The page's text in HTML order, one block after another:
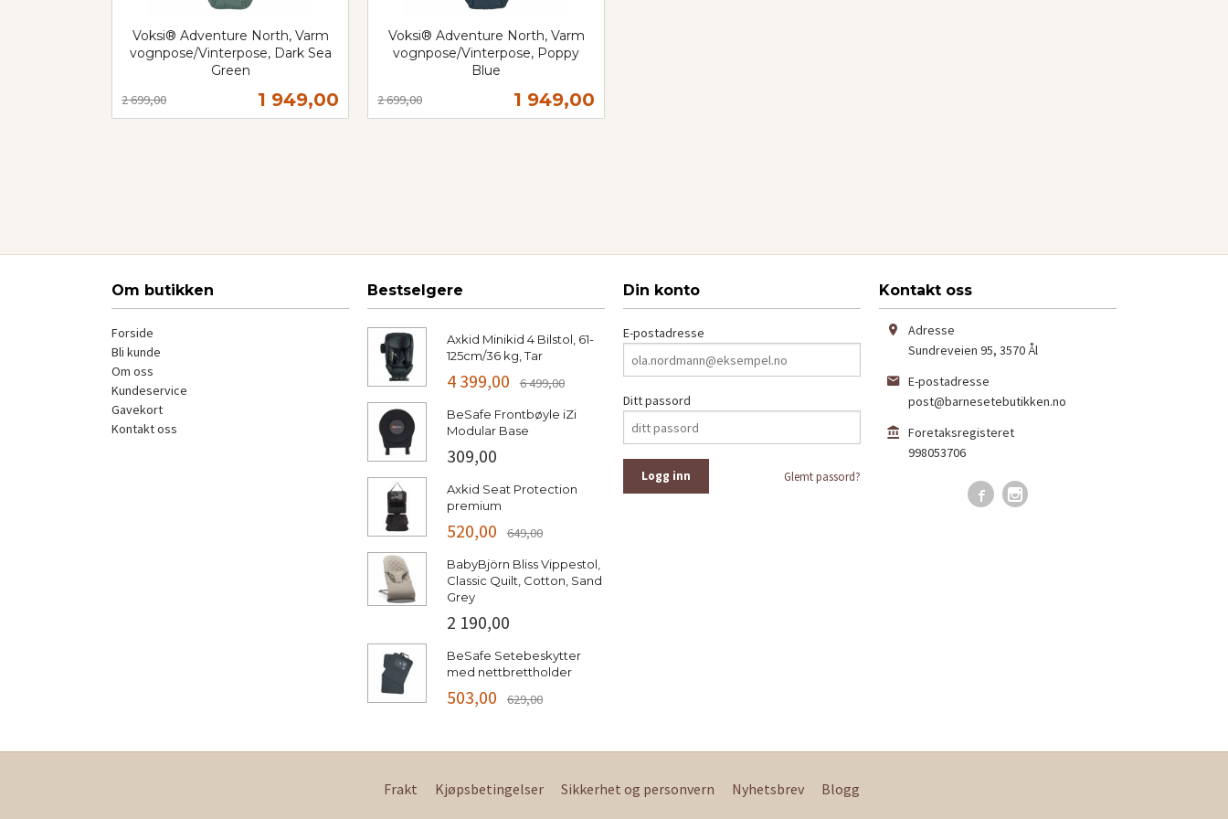
Voksi® Adventure North, Varm
vognpose/Vinterpose, Dark Sea
Green
Tilbud
1 949,00
2 699,00
mva.
Voksi® Adventure North, Varm
vognpose/Vinterpose, Poppy
Blue
Tilbud
1 949,00
2 699,00
mva.
Om butikken
Forside
Bli kunde
Om oss
Kundeservice
Gavekort
Kontakt oss
Bestselgere
Axkid Minikid 4 Bilstol, 61-
125cm/36 kg, Tar
4 399,00 6 499,00
BeSafe Frontbøyle iZi
Modular Base
309,00
Axkid Seat Protection
premium
520,00 649,00
BabyBjörn Bliss Vippestol,
Classic Quilt, Cotton, Sand
Grey
2 190,00
BeSafe Setebeskytter
med nettbrettholder
503,00 629,00
Din konto
E-postadresse
Ditt passord
Glemt passord?
Kontakt oss
Adresse
Sundreveien 95, 3570Ål
E-postadresse
post@barnesetebutikken.no
Foretaksregisteret
998053706
Frakt Kjøpsbetingelser Sikkerhet og personvern Nyhetsbrev Blogg